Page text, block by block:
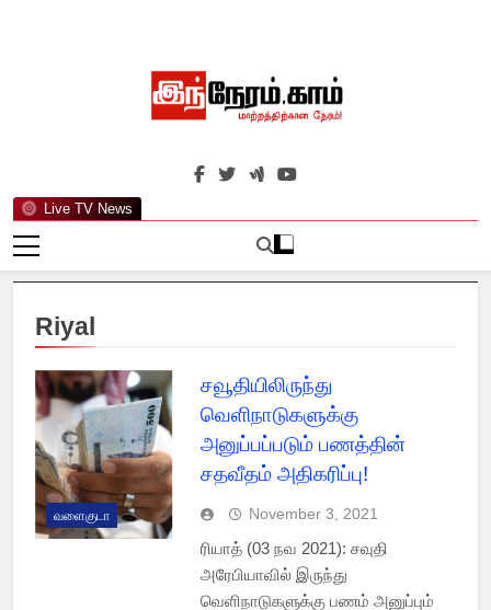
Live TV News
இந்நேரம்.காம்
செய்திகளுக்கு அப்பால்…
Riyal
வளைகுடா
சவூதியிலிருந்து
வெளிநாடுகளுக்கு
அனுப்பப்படும் பணத்தின்
சதவீதம் அதிகரிப்பு!
November 3, 2021
ரியாத் (03 நவ 2021): சவுதி
அரேபியாவில் இருந்து
வெளிநாடுகளுக்கு பணம் அனுப்பும்